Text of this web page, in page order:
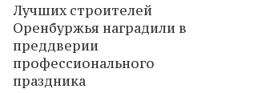
Лучших строителей
Оренбуржья наградили в
преддверии
профессионального
праздника